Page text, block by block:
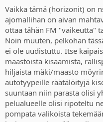
Vaikka tämä (horizonit) on
ajomallihan on aivan
ottaa tähän FM "vaikeutta"
Noin muuten, pelkohan
ei ole uudistuttu. Itse
maastoista kisaamista,
hiljaista mäki/maasto
autotyypeille räätälöityjä
suuntaan niin parasta olisi
pelualueelle olisi ripoteltu
pompata valikoista